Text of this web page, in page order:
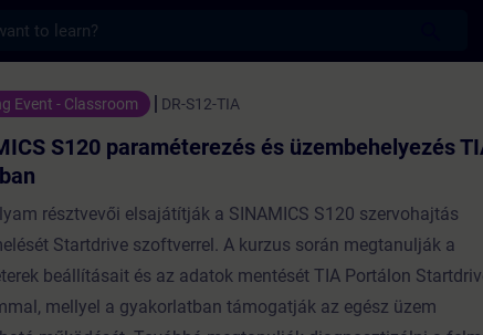
és üzembehelyezés TIA
Event - Classroom DR-S12-TIA
S120 paraméterezés és üzembehelyezés
résztvevői elsajátítják a SINAMICS S120 szervohajtás
Startdrive szoftverrel. A kurzus során megtanulják a
beállításait és az adatok mentését TIA Portálon
mellyel a gyakorlatban támogatják az egész üzem